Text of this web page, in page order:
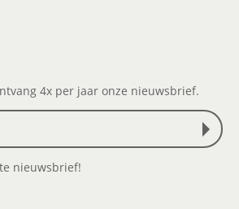
4x per jaar onze nieuwsbrief.
nieuwsbrief!